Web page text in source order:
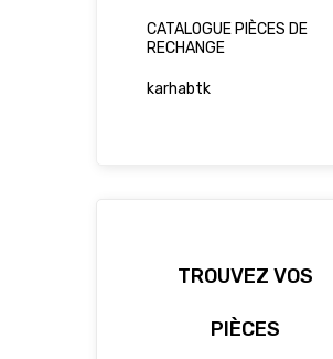
CATALOGUE PIÈCES DE
RECHANGE
karhabtk
TROUVEZ VOS
PIÈCES